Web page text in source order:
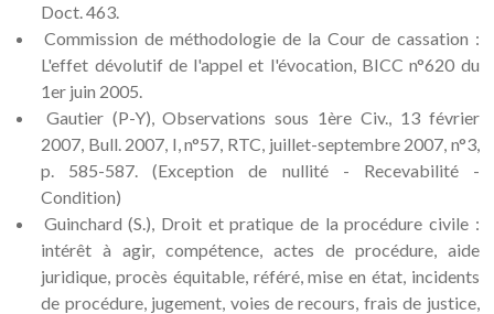
Doct. 463.
Commission de méthodologie de la Cour de cassation :
L'effet dévolutif de l'appel et l'évocation, BICC n°620 du
1er juin 2005.
Gautier (P-Y), Observations sous 1ère Civ., 13 février
2007, Bull. 2007, I, n°57, RTC, juillet-septembre 2007, n°3,
p. 585-587. (Exception de nullité - Recevabilité -
Condition)
Guinchard (S.), Droit et pratique de la procédure civile :
intérêt à agir, compétence, actes de procédure, aide
juridique, procès équitable, référé, mise en état, incidents
de procédure, jugement, voies de recours, frais de justice,